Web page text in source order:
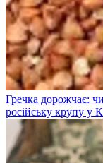
Гречка дорожчає:
російську крупу у